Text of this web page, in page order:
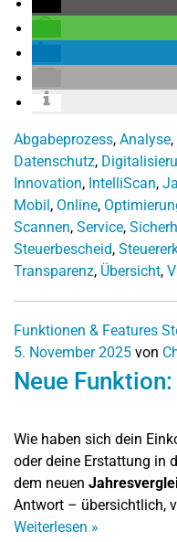
Abgabeprozess, Analyse,
Datenschutz,
Innovation, IntelliScan,
Mobil, Online,
Scannen, Service,
Steuerbescheid,
Transparenz, Übersicht,
Funktionen & Features
5. November 2025 von
Neue
Wie haben sich dein
oder deine Erstattung in
dem neuen
Antwort – übersichtlich,
Weiterlesen »